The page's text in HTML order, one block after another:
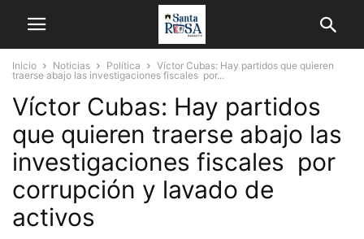
Inicio Noticias Política
Víctor Cubas: Hay partidos que quieren
traerse abajo las investigaciones fiscales por...
Víctor Cubas: Hay partidos
que quieren traerse abajo las
investigaciones fiscales por
corrupción y lavado de
activos